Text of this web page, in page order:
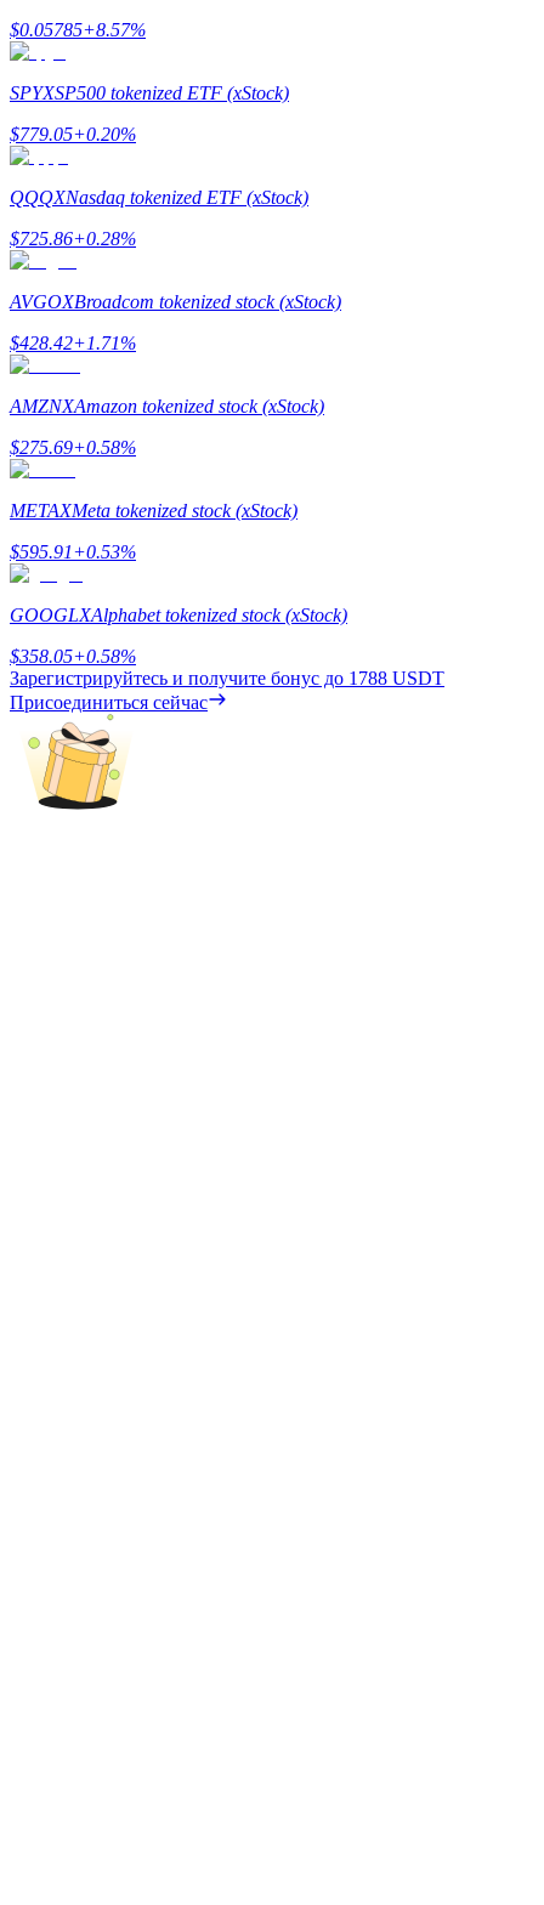
Launchpool
Гибкая ставка для заработка популярных токенов
Блокировки BTR
Эксклюзивные инвестиции для владельцев BTR
$0.05785+8.57%
SPYXSP500 tokenized ETF (xStock)
$779.05+0.20%
QQQXNasdaq tokenized ETF (xStock)
$725.86+0.28%
AVGOXBroadcom tokenized stock (xStock)
$428.42+1.71%
AMZNXAmazon tokenized stock (xStock)
$275.69+0.58%
METAXMeta tokenized stock (xStock)
$595.91+0.53%
GOOGLXAlphabet tokenized stock (xStock)
$358.05+0.58%
Зарегистрируйтесь и получите бонус до 1788 USDT
Присоединиться сейчас